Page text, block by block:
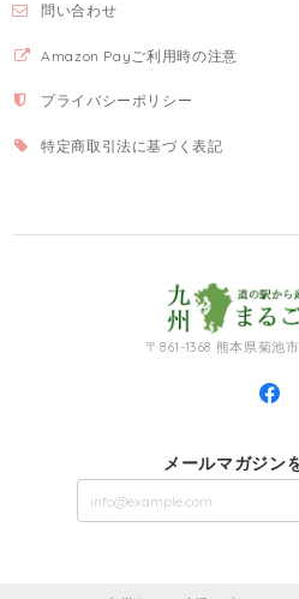
問い合わせ
Amazon Payご利用時の注意
プライバシーポリシー
特定商取引法に基づく表記
〒861-1368 熊本県菊池
メールマガジン